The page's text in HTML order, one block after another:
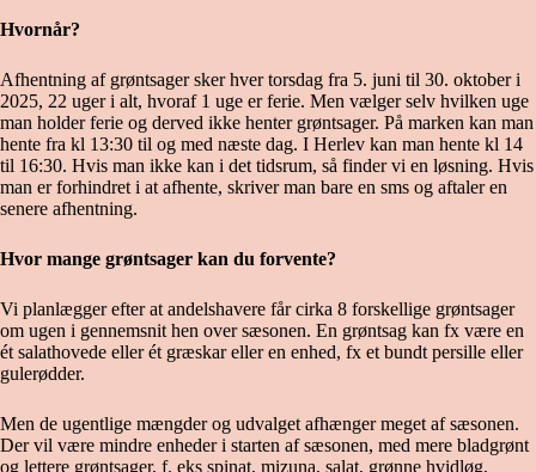
Hvornår?
Afhentning af grøntsager sker hver torsdag fra 5. juni til 30. oktober i
2025, 22 uger i alt, hvoraf 1 uge er ferie. Men vælger selv hvilken uge
man holder ferie og derved ikke henter grøntsager. På marken kan man
hente fra kl 13:30 til og med næste dag. I Herlev kan man hente kl 14
til 16:30. Hvis man ikke kan i det tidsrum, så finder vi en løsning. Hvis
man er forhindret i at afhente, skriver man bare en sms og aftaler en
senere afhentning.
Hvor mange grøntsager kan du forvente?
Vi planlægger efter at andelshavere får cirka 8 forskellige grøntsager
om ugen i gennemsnit hen over sæsonen. En grøntsag kan fx være en
ét salathovede eller ét græskar eller en enhed, fx et bundt persille eller
gulerødder.
Men de ugentlige mængder og udvalget afhænger meget af sæsonen.
Der vil være mindre enheder i starten af sæsonen, med mere bladgrønt
og lettere grøntsager, f. eks spinat, mizuna, salat, grønne hvidløg,